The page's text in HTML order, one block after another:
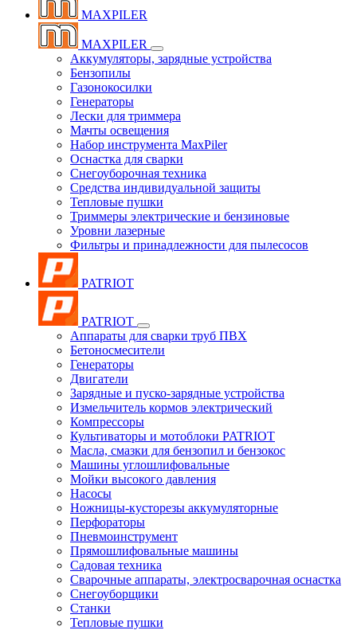
MAXPILER
MAXPILER
Аккумуляторы, зарядные устройства
Бензопилы
Газонокосилки
Генераторы
Лески для триммера
Мачты освещения
Набор инструмента MaxPiler
Оснастка для сварки
Снегоуборочная техника
Средства индивидуальной защиты
Тепловые пушки
Триммеры электрические и бензиновые
Уровни лазерные
Фильтры и принадлежности для пылесосов
PATRIOT
PATRIOT
Аппараты для сварки труб ПВХ
Бетоносмесители
Генераторы
Двигатели
Зарядные и пуско-зарядные устройства
Измельчитель кормов электрический
Компрессоры
Культиваторы и мотоблоки PATRIOT
Масла, смазки для бензопил и бензокос
Машины углошлифовальные
Мойки высокого давления
Насосы
Ножницы-кусторезы аккумуляторные
Перфораторы
Пневмоинструмент
Прямошлифовальные машины
Садовая техника
Сварочные аппараты, электросварочная оснастка
Снегоуборщики
Станки
Тепловые пушки